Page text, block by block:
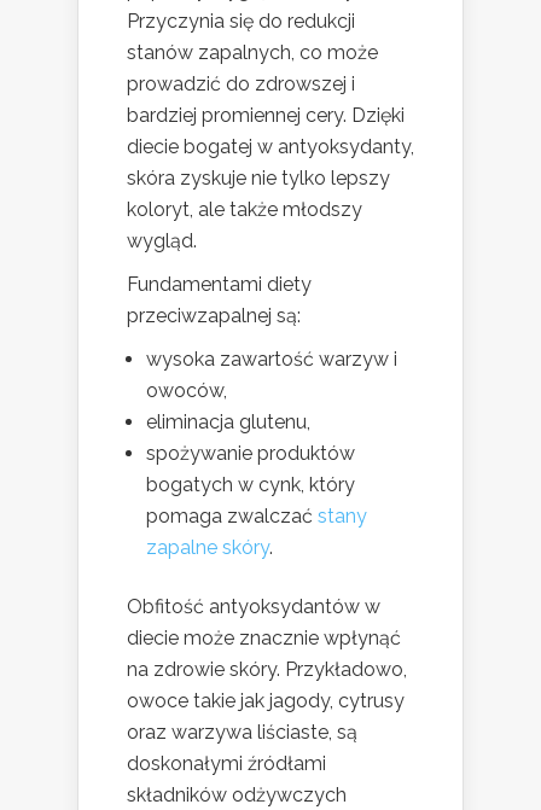
Przyczynia się do redukcji
stanów zapalnych, co może
prowadzić do zdrowszej i
bardziej promiennej cery. Dzięki
diecie bogatej w antyoksydanty,
skóra zyskuje nie tylko lepszy
koloryt, ale także młodszy
wygląd.
Fundamentami diety
przeciwzapalnej są:
wysoka zawartość warzyw i
owoców,
eliminacja glutenu,
spożywanie produktów
bogatych w cynk, który
pomaga zwalczać stany
zapalne skóry.
Obfitość antyoksydantów w
diecie może znacznie wpłynąć
na zdrowie skóry. Przykładowo,
owoce takie jak jagody, cytrusy
oraz warzywa liściaste, są
doskonałymi źródłami
składników odżywczych